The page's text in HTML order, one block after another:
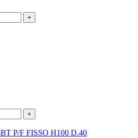
+
+
P/F FISSO H100 D.40